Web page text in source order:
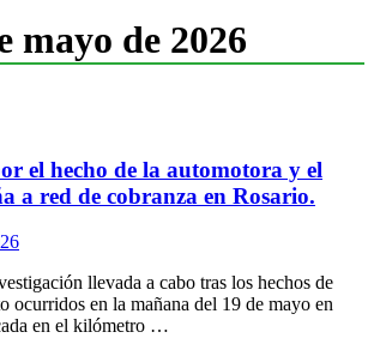
mayo de 2026
el hecho de la automotora y el
a red de cobranza en Rosario.
llevada a cabo tras los hechos de
ocurridos en la mañana del 19 de mayo en
en el kilómetro …